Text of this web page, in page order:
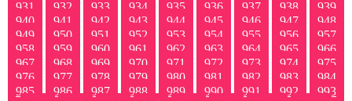
931
932 933 934 935 936 937 938
939
940
941 942 943 944 945 946 947
948
949
950 951 952 953 954 955 956
957
958
959 960 961 962 963 964 965
966
967
968 969 970 971 972 973 974
975
976
977 978 979 980 981 982 983
984
985
986 987 988 989 990 991 992
993